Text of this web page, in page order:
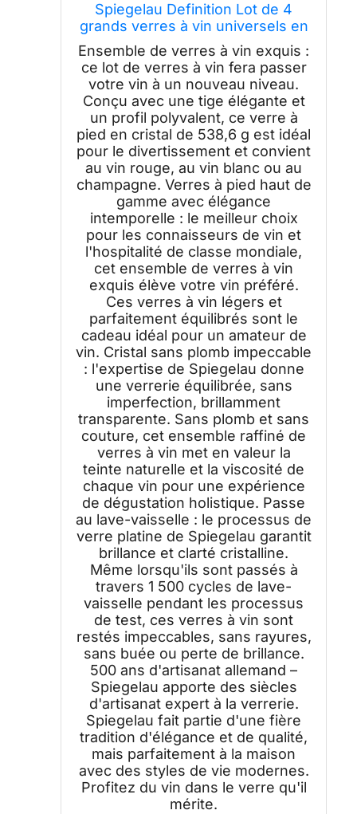
Spiegelau Definition Lot de 4
grands verres à vin universels en
cristal fabriqués en Europe pour
vins blancs et rouges, dîner, fête
d'anniversaire, verrerie,
accessoires de bar à domicile,
538,6 g
Ensemble de verres à vin exquis :
ce lot de verres à vin fera passer
votre vin à un nouveau niveau.
Conçu avec une tige élégante et
un profil polyvalent, ce verre à
pied en cristal de 538,6 g est idéal
pour le divertissement et convient
au vin rouge, au vin blanc ou au
champagne. Verres à pied haut de
gamme avec élégance
intemporelle : le meilleur choix
pour les connaisseurs de vin et
l'hospitalité de classe mondiale,
cet ensemble de verres à vin
exquis élève votre vin préféré.
Ces verres à vin légers et
parfaitement équilibrés sont le
cadeau idéal pour un amateur de
vin. Cristal sans plomb impeccable
: l'expertise de Spiegelau donne
une verrerie équilibrée, sans
imperfection, brillamment
transparente. Sans plomb et sans
couture, cet ensemble raffiné de
verres à vin met en valeur la
teinte naturelle et la viscosité de
chaque vin pour une expérience
de dégustation holistique. Passe
au lave-vaisselle : le processus de
verre platine de Spiegelau garantit
brillance et clarté cristalline.
Même lorsqu'ils sont passés à
travers 1 500 cycles de lave-
vaisselle pendant les processus
de test, ces verres à vin sont
restés impeccables, sans rayures,
sans buée ou perte de brillance.
500 ans d'artisanat allemand –
Spiegelau apporte des siècles
d'artisanat expert à la verrerie.
Spiegelau fait partie d'une fière
tradition d'élégance et de qualité,
mais parfaitement à la maison
avec des styles de vie modernes.
Profitez du vin dans le verre qu'il
mérite.